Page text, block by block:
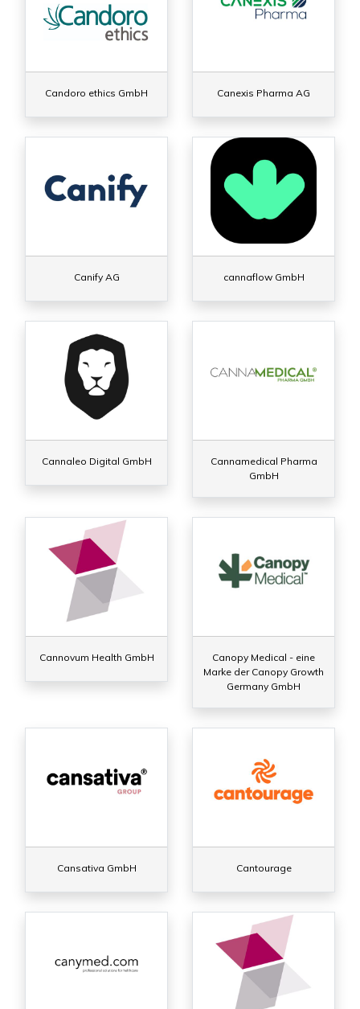
Candoro ethics GmbH Canexis Pharma AG
Canify AG cannaflow GmbH
Cannaleo Digital GmbH
Cannamedical Pharma
GmbH
Cannovum Health GmbH
Canopy Medical - eine
Marke der Canopy Growth
Germany GmbH
Cansativa GmbH Cantourage